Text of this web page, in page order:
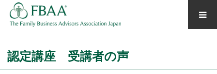
認定講座 受講者の声